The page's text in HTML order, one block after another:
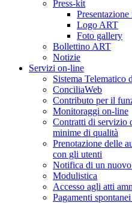
Press-kit
Logo ART
Foto gallery
Bollettino ART
Notizie
Servizi on-line
Sistema Telematico
ConciliaWeb
Contributo per il
Monitoraggi on-line
Contratti di servizio
minime di qualità
Prenotazione delle
con gli utenti
Notifica di un
Modulistica
Accesso agli atti
Pagamenti